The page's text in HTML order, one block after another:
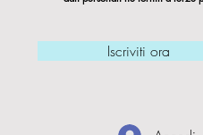
Iscriviti ora